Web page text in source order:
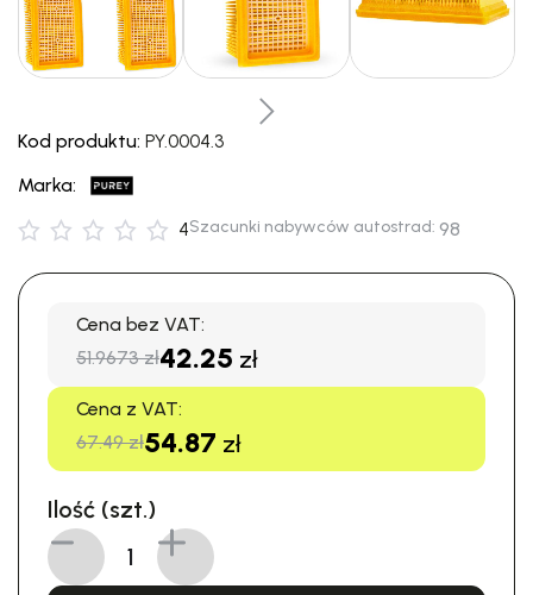
Kod produktu: PY.0004.3
Marka:
4Szacunki nabywców autostrad: 98
Cena bez VAT:
51.9673 zł42.25 zł
Cena z VAT:
67.49 zł54.87 zł
Ilość (szt.)